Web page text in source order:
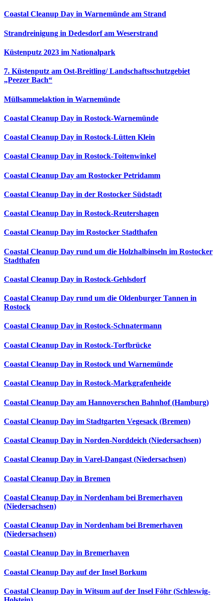
Coastal Cleanup Day in Warnemünde am Strand
Strandreinigung in Dedesdorf am Weserstrand
Küstenputz 2023 im Nationalpark
7. Küstenputz am Ost-Breitling/ Landschaftsschutzgebiet
„Peezer Bach“
Müllsammelaktion in Warnemünde
Coastal Cleanup Day in Rostock-Warnemünde
Coastal Cleanup Day in Rostock-Lütten Klein
Coastal Cleanup Day in Rostock-Toitenwinkel
Coastal Cleanup Day am Rostocker Petridamm
Coastal Cleanup Day in der Rostocker Südstadt
Coastal Cleanup Day in Rostock-Reutershagen
Coastal Cleanup Day im Rostocker Stadthafen
Coastal Cleanup Day rund um die Holzhalbinseln im Rostocker
Stadthafen
Coastal Cleanup Day in Rostock-Gehlsdorf
Coastal Cleanup Day rund um die Oldenburger Tannen in
Rostock
Coastal Cleanup Day in Rostock-Schnatermann
Coastal Cleanup Day in Rostock-Torfbrücke
Coastal Cleanup Day in Rostock und Warnemünde
Coastal Cleanup Day in Rostock-Markgrafenheide
Coastal Cleanup Day am Hannoverschen Bahnhof (Hamburg)
Coastal Cleanup Day im Stadtgarten Vegesack (Bremen)
Coastal Cleanup Day in Norden-Norddeich (Niedersachsen)
Coastal Cleanup Day in Varel-Dangast (Niedersachsen)
Coastal Cleanup Day in Bremen
Coastal Cleanup Day in Nordenham bei Bremerhaven
(Niedersachsen)
Coastal Cleanup Day in Nordenham bei Bremerhaven
(Niedersachsen)
Coastal Cleanup Day in Bremerhaven
Coastal Cleanup Day auf der Insel Borkum
Coastal Cleanup Day in Witsum auf der Insel Föhr (Schleswig-